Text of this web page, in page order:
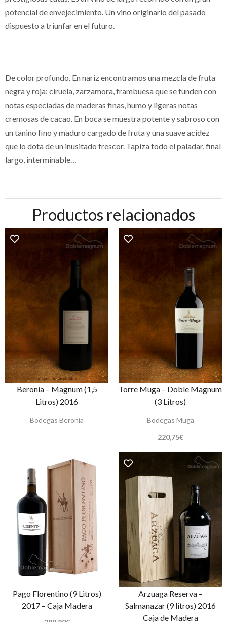
potencial de envejecimiento. Un vino originario del pasado
dispuesto a triunfar en el futuro.
De color profundo. En nariz encontramos una mezcla de fruta
negra y roja: ciruela, zarzamora, frambuesa que se funden con
notas especiadas de maderas finas, humo y ligeras notas
cremosas de cacao. En boca se muestra potente y sabroso con
un tanino fino y maduro cargado de fruta y una suave acidez
que lo dota de un inusitado frescor. Tapiza todo el paladar, final
largo, interminable…
Productos relacionados
Beronia – Magnum (1,5
Litros) 2016
Bodegas Beronia
Torre Muga – Doble Magnum
(3 Litros)
Bodegas Muga
220,75€
Pago Florentino (9 Litros)
2017 – Caja Madera
Arzuaga Reserva –
Salmanazar (9 litros) 2016
Caja de Madera